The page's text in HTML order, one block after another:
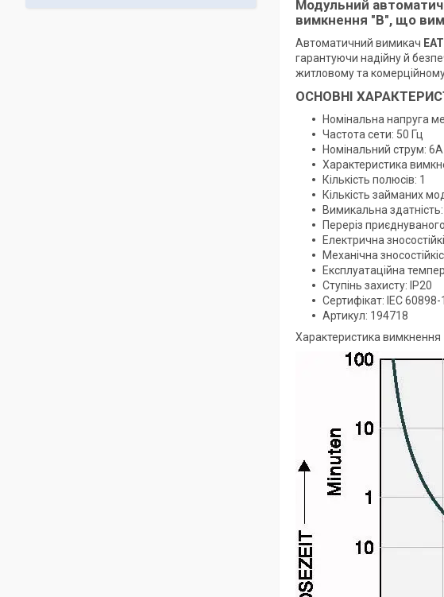
Модульний
вимкнення "B", що
Автоматичний вимикач
гарантуючи надійну й
житловому та комерційному
ОСНОВНІ
Номінальна напруга
Частота сети: 50 Гц
Номінальний струм: 6А
Характеристика
Кількість полюсів: 1
Кількість займаних
Вимикальна
Переріз
Електрична
Механічна
Експлуатаційна
Ступінь захисту: IP20
Сертифікат: IEC 60898-1
Артикул: 194718
Характеристика вимкнення